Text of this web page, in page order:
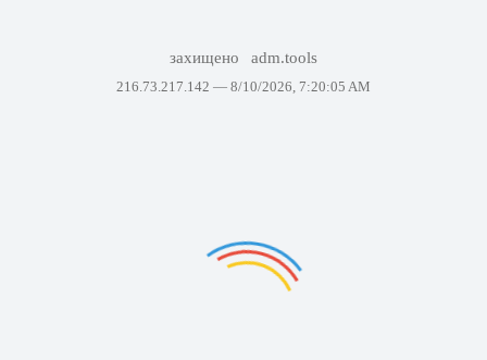
захищено adm.tools
216.73.217.142 — 8/10/2026, 7:20:05 AM